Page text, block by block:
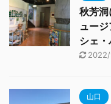
秋芳洞
ュー
シェ
山口